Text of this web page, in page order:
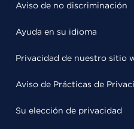
Aviso de no discriminación
Ayuda en su idioma
Privacidad de nuestro sitio
Aviso de Prácticas de
Su elección de privacidad